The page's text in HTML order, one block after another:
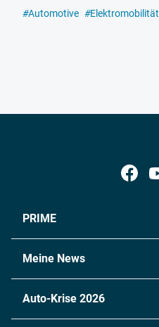
#Automotive #Elektromobilität
PRIME
Meine News
Auto-Krise 2026